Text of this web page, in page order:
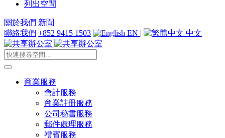
列出空間
關於我們 新聞
聯絡我們 +852 9415 1503 EN | 中文
商業服務
會計服務
商業註冊服務
公司秘書服務
郵件處理服務
禮賓服務